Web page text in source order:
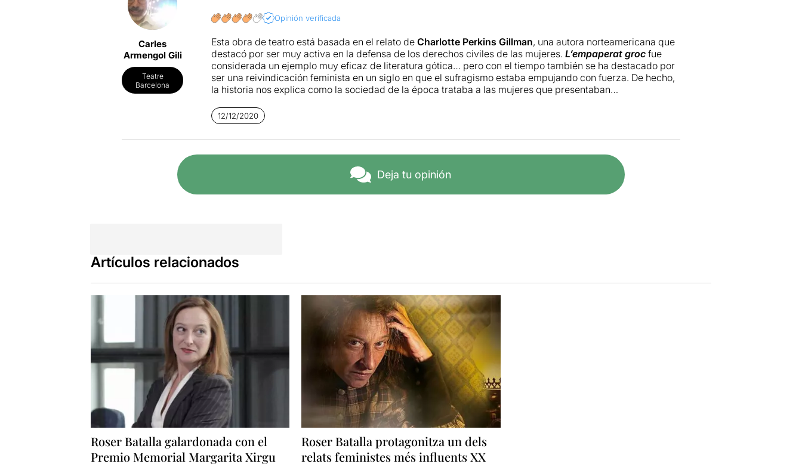
Carles
Armengol Gili
Teatre
Barcelona
Opinión verificada
Esta obra de teatro está basada en el relato de Charlotte Perkins Gillman, una autora norteamericana que
destacó por ser muy activa en la defensa de los derechos civiles de las mujeres. L’empaperat groc fue
considerada un ejemplo muy eficaz de literatura gótica… pero con el tiempo también se ha destacado por
ser una reivindicación feminista en un siglo en que el sufragismo estaba empujando con fuerza. De hecho,
la historia nos explica como la sociedad de la época trataba a las mujeres que presentaban
una depresión posparto.
La versión teatral, que utiliza una fina ironía para acercar más la historia al espectador, ha mezclado muy
Las reflexiones del personaje central, así como sus supuestas alucinaciones, sirven para dar visibilidad al
tema central. Y es que la atormentada mujer que vive bajo el papel de la pared no es más que el símbolo
de la mujer que la sociedad americana de la época no dejaba opinar, ni prácticamente respirar. Llegados a
este punto hay que destacar la grandísima interpretación de unaRoser Batallaque nos hipnotiza con sus
12/12/2020
Deja tu opinión
Artículos relacionados
Roser Batalla galardonada con el
Premio Memorial Margarita Xirgu
Roser Batalla protagonitza un dels
relats feministes més influents XX